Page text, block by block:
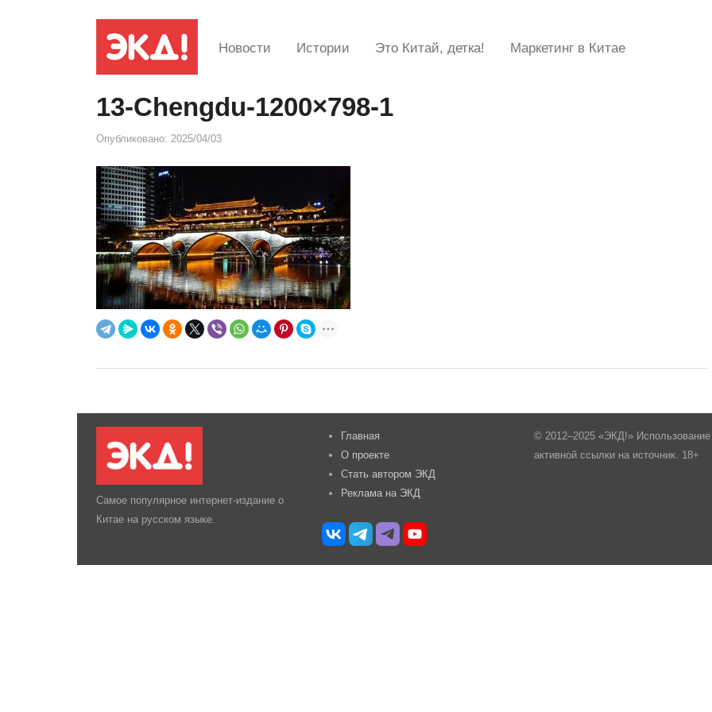
Новости Истории Это Китай, детка! Маркетинг в Китае
13-Chengdu-1200×798-1
Опубликовано: 2025/04/03
Самое популярное интернет-издание о
Китае на русском языке.
Главная
О проекте
Стать автором ЭКД
Реклама на ЭКД
© 2012–2025 «ЭКД!»
активной ссылки на источник. 18+